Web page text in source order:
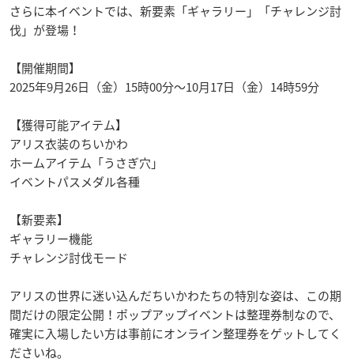
さらに本イベントでは、新要素「ギャラリー」「チャレンジ討
伐」が登場！
【開催期間】
2025年9月26日（金）15時00分～10月17日（金）14時59分
【獲得可能アイテム】
アリス衣装のちいかわ
ホームアイテム「うさぎ穴」
イベントパスメダル各種
【新要素】
ギャラリー機能
チャレンジ討伐モード
アリスの世界に迷い込んだちいかわたちの特別な姿は、この期
間だけの限定公開！ポップアップイベントは整理券制なので、
確実に入場したい方は事前にオンライン整理券をゲットしてく
ださいね。